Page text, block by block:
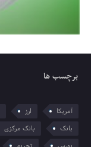
برچسب ها
آمریکا ارز
بانک
بانک مرکزی